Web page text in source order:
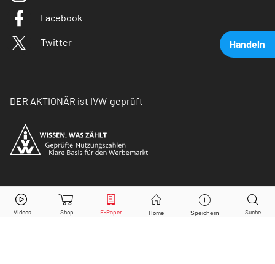
Handeln
Nestlé Aktie jetzt handeln?
Facebook
Twitter
DER AKTIONÄR ist IVW-geprüft
© Copyright 2026 Börsenmedien AG. Alle Rechte